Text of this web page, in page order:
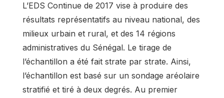
L’EDS Continue de 2017 vise à produire des
résultats représentatifs au niveau national, des
milieux urbain et rural, et des 14 régions
administratives du Sénégal. Le tirage de
l’échantillon a été fait strate par strate. Ainsi,
l’échantillon est basé sur un sondage aréolaire
stratifié et tiré à deux degrés. Au premier